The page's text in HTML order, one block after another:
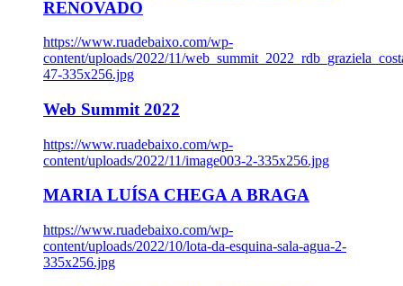
RENOVADO
https://www.ruadebaixo.com/wp-
content/uploads/2022/11/
47-335x256.jpg
Web Summit 2022
https://www.ruadebaixo.com/wp-
content/uploads/2022/11/image003-2-335x256.jpg
MARIA LUÍSA CHEGA A BRAGA
https://www.ruadebaixo.com/wp-
content/uploads/2022/10/lota-da-esquina-sala-agua-2-
335x256.jpg